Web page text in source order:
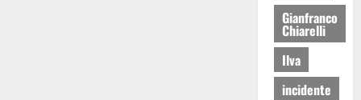
Gianfranco
Chiarelli
Ilva
incidente